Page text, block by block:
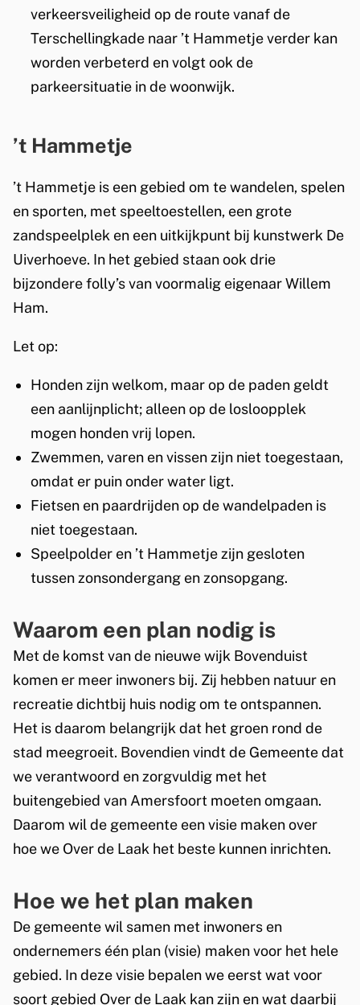
verkeersveiligheid op de route vanaf de
Terschellingkade naar ’t Hammetje verder kan
worden verbeterd en volgt ook de
parkeersituatie in de woonwijk.
’t Hammetje
’t Hammetje is een gebied om te wandelen, spelen
en sporten, met speeltoestellen, een grote
zandspeelplek en een uitkijkpunt bij kunstwerk De
Uiverhoeve. In het gebied staan ook drie
bijzondere folly’s van voormalig eigenaar Willem
Ham.
Let op:
Honden zijn welkom, maar op de paden geldt
een aanlijnplicht; alleen op de losloopplek
mogen honden vrij lopen.
Zwemmen, varen en vissen zijn niet toegestaan,
omdat er puin onder water ligt.
Fietsen en paardrijden op de wandelpaden is
niet toegestaan.
Speelpolder en ’t Hammetje zijn gesloten
tussen zonsondergang en zonsopgang.
Waarom een plan nodig is
Met de komst van de nieuwe wijk Bovenduist
komen er meer inwoners bij. Zij hebben natuur en
recreatie dichtbij huis nodig om te ontspannen.
Het is daarom belangrijk dat het groen rond de
stad meegroeit. Bovendien vindt de Gemeente dat
we verantwoord en zorgvuldig met het
buitengebied van Amersfoort moeten omgaan.
Daarom wil de gemeente een visie maken over
hoe we Over de Laak het beste kunnen inrichten.
Hoe we het plan maken
De gemeente wil samen met inwoners en
ondernemers één plan (visie) maken voor het hele
gebied. In deze visie bepalen we eerst wat voor
soort gebied Over de Laak kan zijn en wat daarbij